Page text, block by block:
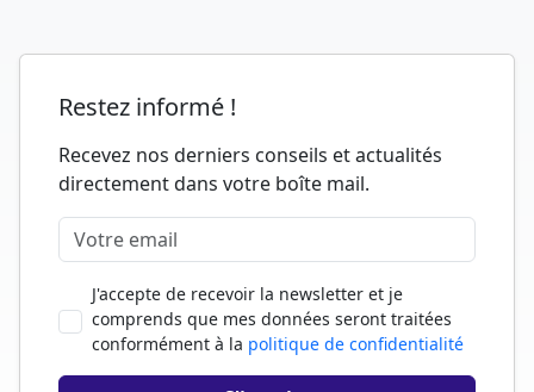
Restez informé !
Recevez nos derniers conseils et actualités
directement dans votre boîte mail.
J'accepte de recevoir la newsletter et je
comprends que mes données seront traitées
conformément à la politique de confidentialité